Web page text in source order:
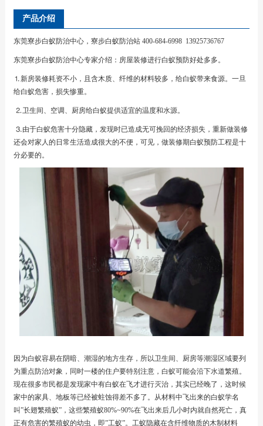
产品介绍
东莞寮步白蚁防治中心，寮步白蚁防治站 400-684-6998 13925736767
东莞寮步白蚁防治中心专家介绍：房屋装修进行白蚁预防好处多多。
⒈新房装修耗资不小，且含木质、纤维的材料较多，给白蚁带来食源。一旦
给白蚁危害，损失惨重。
⒉卫生间、空调、厨房给白蚁提供适宜的温度和水源。
⒊由于白蚁危害十分隐藏，发现时已造成无可挽回的经济损失，重新做装修
还会对家人的日常生活造成很大的不便，可见，做装修期白蚁预防工程是十
分必要的。
因为白蚁容易在阴暗、潮湿的地方生存，所以卫生间、厨房等潮湿区域要列
为重点防治对象，同时一楼的住户要特别注意，白蚁可能会沿下水道繁殖。
现在很多市民都是发现家中有白蚁在飞才进行灭治，其实已经晚了，这时候
家中的家具、地板等已经被蛀蚀得差不多了。从材料中飞出来的白蚁学名
叫”长翅繁殖蚁”，这些繁殖蚁80%~90%在飞出来后几小时内就自然死亡，真
正有危害的繁殖蚁的幼虫，即”工蚁”。工蚁隐藏在含纤维物质的木制材料